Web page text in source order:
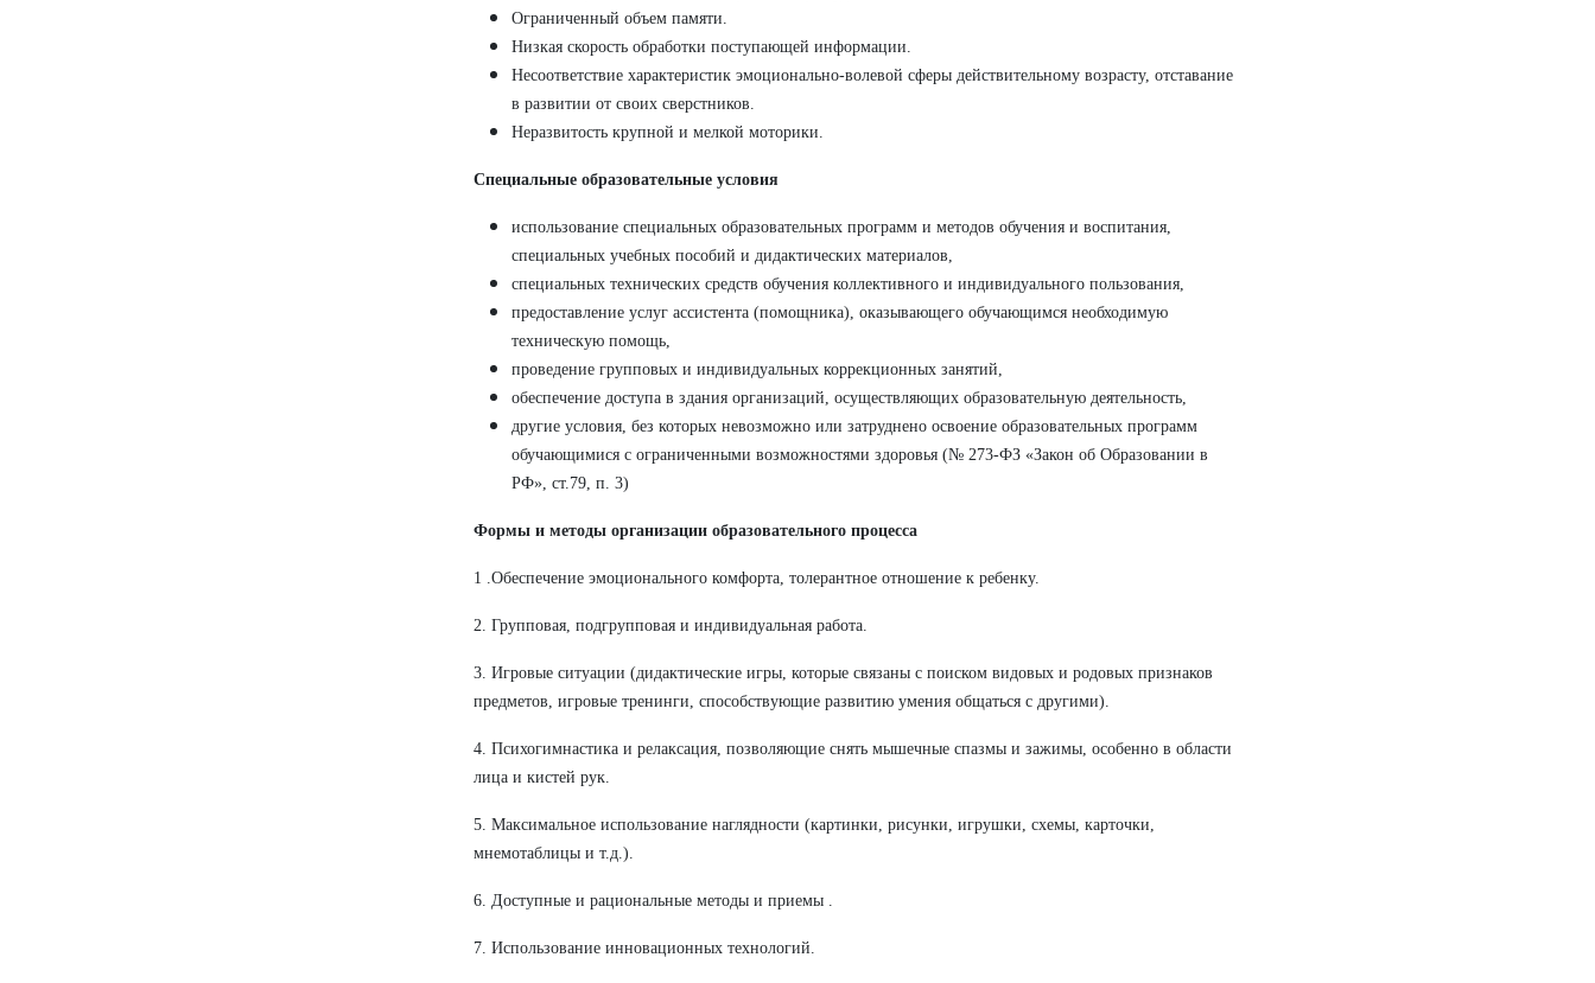
Ограниченный объем памяти.
Низкая скорость обработки поступающей информации.
Несоответствие характеристик эмоционально-волевой сферы действительному возрасту, отставание
в развитии от своих сверстников.
Неразвитость крупной и мелкой моторики.
Специальные образовательные условия
использование специальных образовательных программ и методов обучения и воспитания,
специальных учебных пособий и дидактических материалов,
специальных технических средств обучения коллективного и индивидуального пользования,
предоставление услуг ассистента (помощника), оказывающего обучающимся необходимую
техническую помощь,
проведение групповых и индивидуальных коррекционных занятий,
обеспечение доступа в здания организаций, осуществляющих образовательную деятельность,
другие условия, без которых невозможно или затруднено освоение образовательных программ
обучающимися с ограниченными возможностями здоровья (№ 273-ФЗ «Закон об Образовании в
РФ», ст.79, п. 3)
Формы и методы организации образовательного процесса
1 .Обеспечение эмоционального комфорта, толерантное отношение к ребенку.
2. Групповая, подгрупповая и индивидуальная работа.
3. Игровые ситуации (дидактические игры, которые связаны с поиском видовых и родовых признаков
предметов, игровые тренинги, способствующие развитию умения общаться с другими).
4. Психогимнастика и релаксация, позволяющие снять мышечные спазмы и зажимы, особенно в области
лица и кистей рук.
5. Максимальное использование наглядности (картинки, рисунки, игрушки, схемы, карточки,
мнемотаблицы и т.д.).
6. Доступные и рациональные методы и приемы .
7. Использование инновационных технологий.